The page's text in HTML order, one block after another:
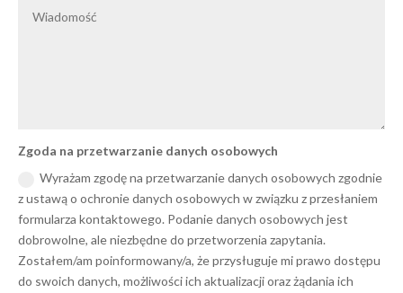
Zgoda na przetwarzanie danych osobowych
Wyrażam zgodę na przetwarzanie danych osobowych zgodnie
z ustawą o ochronie danych osobowych w związku z przesłaniem
formularza kontaktowego. Podanie danych osobowych jest
dobrowolne, ale niezbędne do przetworzenia zapytania.
Zostałem/am poinformowany/a, że przysługuje mi prawo dostępu
do swoich danych, możliwości ich aktualizacji oraz żądania ich